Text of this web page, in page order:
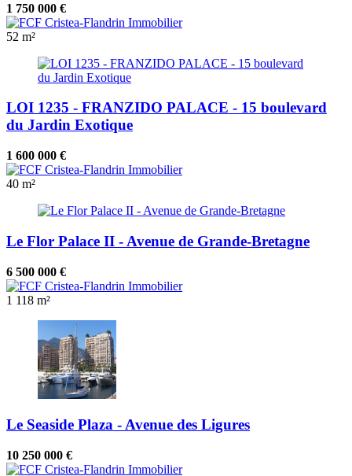
1 750 000 €
52 m²
LOI 1235 - FRANZIDO PALACE - 15 boulevard
du Jardin Exotique
1 600 000 €
40 m²
Le Flor Palace II - Avenue de Grande-Bretagne
6 500 000 €
1 118 m²
Le Seaside Plaza - Avenue des Ligures
10 250 000 €